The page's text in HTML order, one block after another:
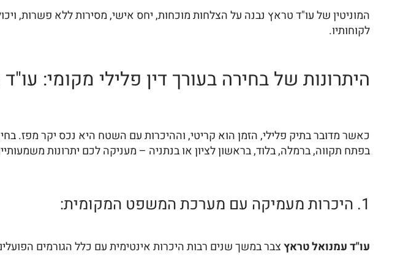
המוניטין של עו"ד טראץ נבנה על הצלחות מוכחות, יחס אישי, מסירות ללא פשרות,
לקוחותיו.
היתרונות של בחירה בעורך דין פלילי מקומי:
כאשר מדובר בתיק פלילי, הזמן הוא קריטי, וההיכרות עם השטח היא נכס יקר מפז.
בפתח תקווה, ברמלה, בלוד, בראשון לציון או בנתניה – מעניקה לכם יתרונות
1. היכרות מעמיקה עם מערכת המשפט המקומית:
עו"ד עמנואל טראץצבר במשך שנים רבות היכרות אינטימית עם כלל הגורמים